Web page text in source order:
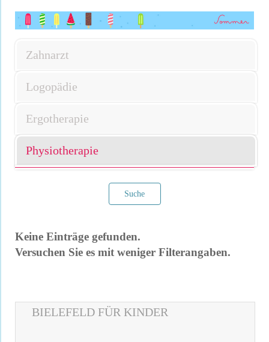
Zahnarzt
Logopädie
Ergotherapie
Physiotherapie
Suche
Keine Einträge gefunden.
Versuchen Sie es mit weniger Filterangaben.
BIELEFELD FÜR KINDER